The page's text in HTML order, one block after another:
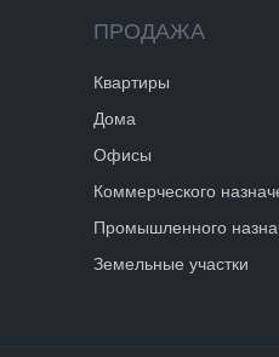
ПРОДАЖА
Квартиры
Дома
Офисы
Коммерческого
Промышленного
Земельные участки